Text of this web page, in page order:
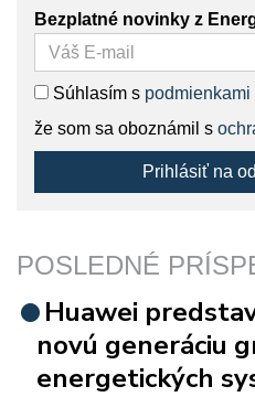
Bezplatné novinky z
Súhlasím s
že som sa oboznámil s
Prihlásiť na
POSLEDNÉ
Huawei
novú generáciu
energetických